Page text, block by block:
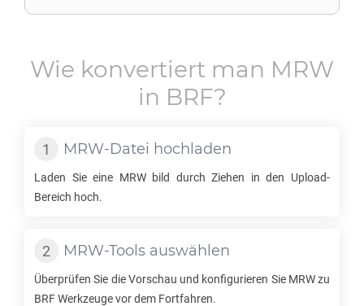
Wie konvertiert man MRW
in BRF?
MRW-Datei hochladen
Laden Sie eine MRWbild durch Ziehen in den Upload-
Bereich hoch.
MRW-Tools auswählen
Überprüfen Sie die Vorschau und konfigurieren Sie MRWzu
BRFWerkzeuge vor dem Fortfahren.